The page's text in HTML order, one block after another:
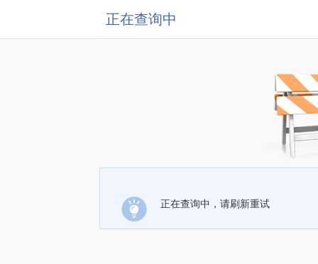
正在查询中
正在查询中，请刷新重试